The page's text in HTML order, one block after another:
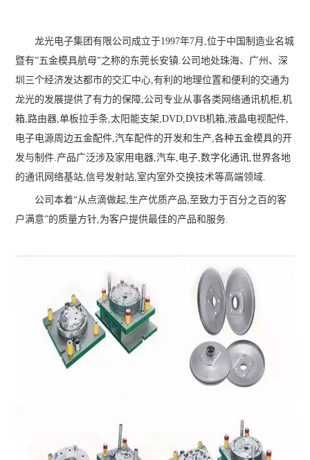
龙光电子集团有限公司成立于1997年7月,位于中国制造业名城
暨有”五金模具航母”之称的东莞长安镇.公司地处珠海、广州、深
圳三个经济发达都市的交汇中心,有利的地理位置和便利的交通为
龙光的发展提供了有力的保障;公司专业从事各类网络通讯机柜,机
箱,路由器,单板拉手条,太阳能支架,DVD,DVB机箱,液晶电视配件,
电子电源周边五金配件,汽车配件的开发和生产,各种五金模具的开
发与制件.产品广泛涉及家用电器,汽车,电子,数字化通讯,世界各地
的通讯网络基站,信号发射站,室内室外交换技术等高端领域.
公司本着“从点滴做起,生产优质产品,至致力于百分之百的客
户满意”的质量方针,为客户提供最佳的产品和服务.